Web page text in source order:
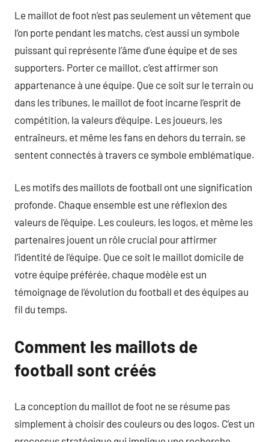
Le maillot de foot n’est pas seulement un vêtement que
l’on porte pendant les matchs, c’est aussi un symbole
puissant qui représente l’âme d’une équipe et de ses
supporters. Porter ce maillot, c’est affirmer son
appartenance à une équipe. Que ce soit sur le terrain ou
dans les tribunes, le maillot de foot incarne l’esprit de
compétition, la valeurs d’équipe. Les joueurs, les
entraîneurs, et même les fans en dehors du terrain, se
sentent connectés à travers ce symbole emblématique.
Les motifs des maillots de football ont une signification
profonde. Chaque ensemble est une réflexion des
valeurs de l’équipe. Les couleurs, les logos, et même les
partenaires jouent un rôle crucial pour affirmer
l’identité de l’équipe. Que ce soit le maillot domicile de
votre équipe préférée, chaque modèle est un
témoignage de l’évolution du football et des équipes au
fil du temps.
Comment les maillots de
football sont créés
La conception du maillot de foot ne se résume pas
simplement à choisir des couleurs ou des logos. C’est un